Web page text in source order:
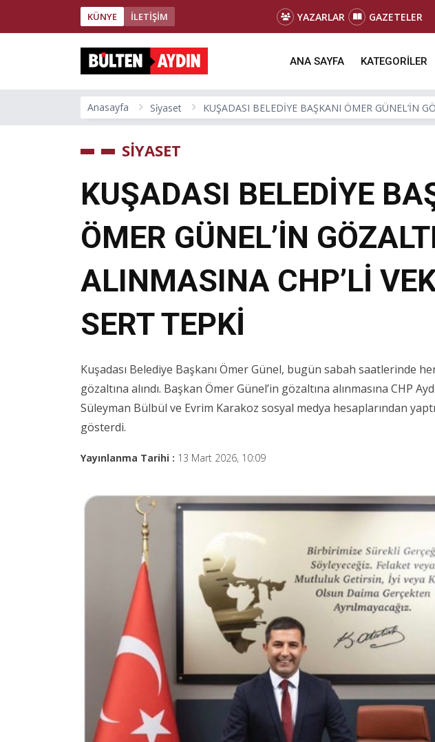
KÜNYE İLETİŞİM YAZARLAR GAZETELER
ANA SAYFA KATEGORİLER
Anasayfa Si̇yaset KUŞADASI BELEDİYE BAŞKANI ÖMER GÜNEL’İN
SİYASET
KUŞADASI BELEDİYE
ÖMER GÜNEL’İN
ALINMASINA CHP’Lİ
SERT TEPKİ
Kuşadası Belediye Başkanı Ömer Günel, bugün sabah saatlerinde
gözaltına alındı. Başkan Ömer Günel’in gözaltına alınmasına CHP
Süleyman Bülbül ve Evrim Karakoz sosyal medya hesaplarından
gösterdi.
Yayınlanma Tarihi : 13 Mart 2026, 10:09